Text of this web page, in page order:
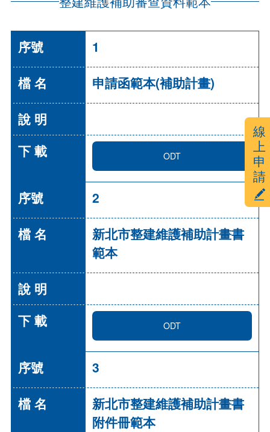
1
申請函範本(補助計畫)
ODT
2
新北市整建維護補助計畫書
範本
ODT
3
新北市整建維護補助計畫書
附件冊範本
線
上
申
請
個